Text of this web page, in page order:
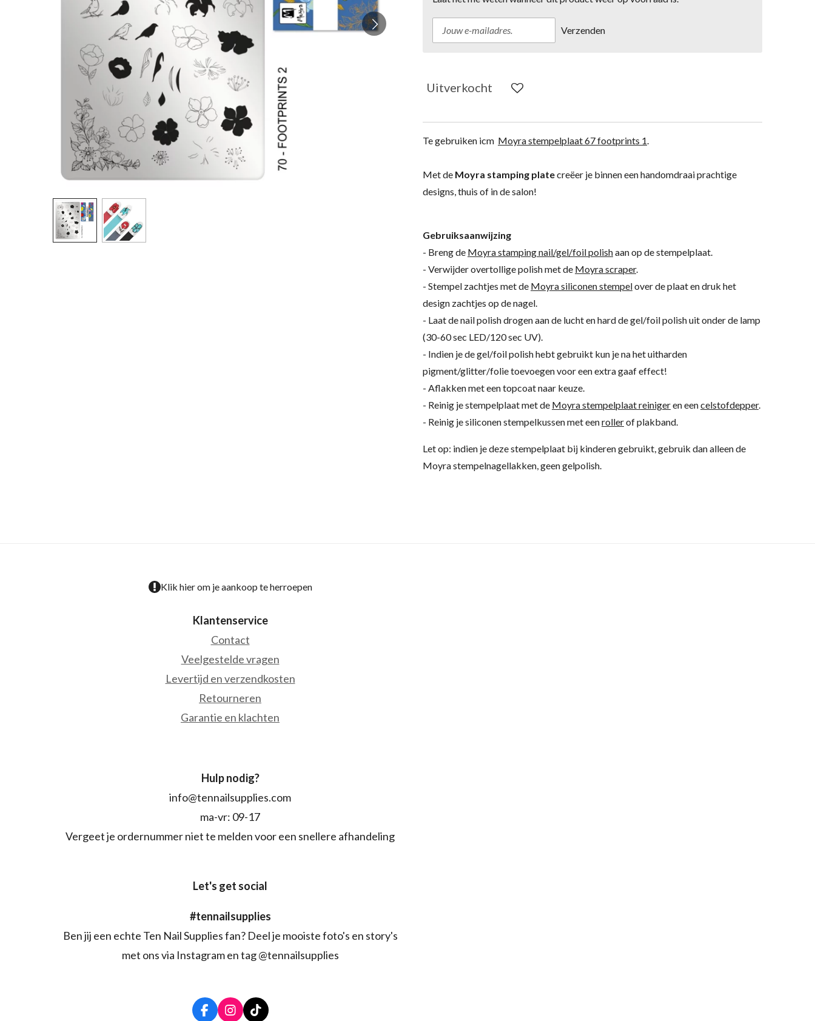
Verzenden
Uitverkocht
Te gebruiken icm Moyra stempelplaat 67 footprints 1
Met de Moyra stamping platecreëer je binnen een handomdraai prachtige
designs, thuis of in de salon!
Gebruiksaanwijzing
- Breng de Moyra stamping nail/gel/foil polishaan op de stempelplaat.
- Verwijder overtollige polish met de Moyra scraper.
- Stempel zachtjes met de Moyra siliconen stempelover de plaat en druk het
design zachtjes op de nagel.
- Laat de nail polish drogen aan de lucht en hard de gel/foil polish uit onder de lamp
(30-60 sec LED/120 sec UV).
- Indien je de gel/foil polish hebt gebruikt kun je na het uitharden
pigment/glitter/folie toevoegen voor een extra gaaf effect!
- Aflakken met een topcoat naar keuze.
- Reinig je stempelplaat met de Moyra stempelplaat reinigeren eencelstofdepper.
- Reinig je siliconen stempelkussen met eenrollerof plakband.
Let op: indien je deze stempelplaat bij kinderen gebruikt, gebruik dan alleen de
Moyra stempelnagellakken, geen gelpolish.
Klik hier om je aankoop te herroepen
Klantenservice
Contact
Veelgestelde vragen
Levertijd en verzendkosten
Retourneren
Garantie en klachten
Hulp nodig?
info@tennailsupplies.com
ma-vr: 09-17
Vergeet je ordernummer niet te melden voor een snellere afhandeling
Let's get social
#tennailsupplies
Ben jij een echte Ten Nail Supplies fan? Deel je mooiste foto's en story's
met ons via Instagram en tag @tennailsupplies
F
I
T